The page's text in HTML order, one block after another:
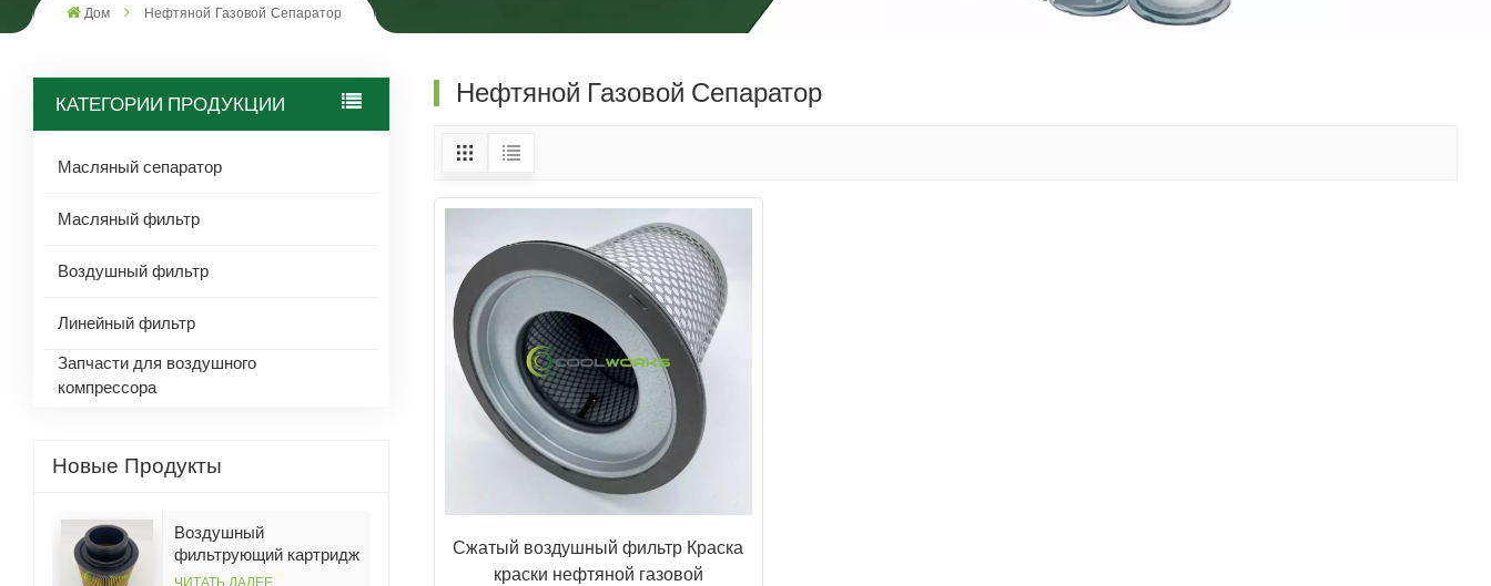
Дом Нефтяной Газовой Сепаратор
КАТЕГОРИИ ПРОДУКЦИИ
Масляный сепаратор
Масляный фильтр
Воздушный фильтр
Линейный фильтр
Запчасти для воздушного
компрессора
Новые Продукты
Воздушный
фильтрующий картридж
C1131, настраиваемый,
ЧИТАТЬ ДАЛЕЕ
Нефтяной Газовой Сепаратор
Сжатый воздушный фильтр Краска
краски нефтяной газовой